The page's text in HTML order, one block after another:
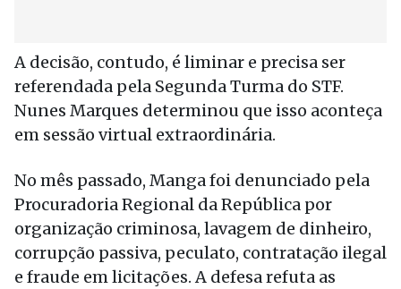
A decisão, contudo, é liminar e precisa ser
referendada pela Segunda Turma do STF.
Nunes Marques determinou que isso aconteça
em sessão virtual extraordinária.
No mês passado, Manga foi denunciado pela
Procuradoria Regional da República por
organização criminosa, lavagem de dinheiro,
corrupção passiva, peculato, contratação ilegal
e fraude em licitações. A defesa refuta as